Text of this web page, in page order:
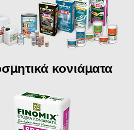
κονιάματα